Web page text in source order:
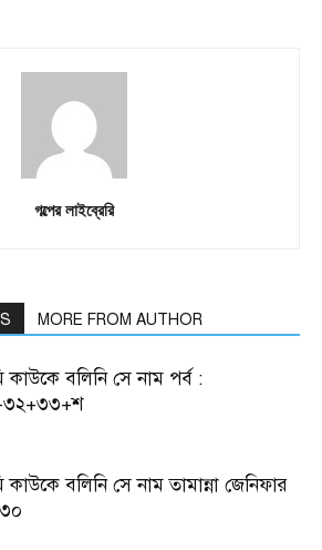
গল্পের লাইব্রেরি
MORE FROM AUTHOR
বলিনি সে নাম পর্ব :
বলিনি সে নাম তামান্না জেনিফার